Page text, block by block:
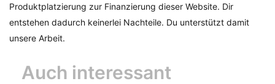
Produktplatzierung zur Finanzierung dieser Website. Dir
entstehen dadurch keinerlei Nachteile. Du unterstützt damit
unsere Arbeit.
Auch interessant